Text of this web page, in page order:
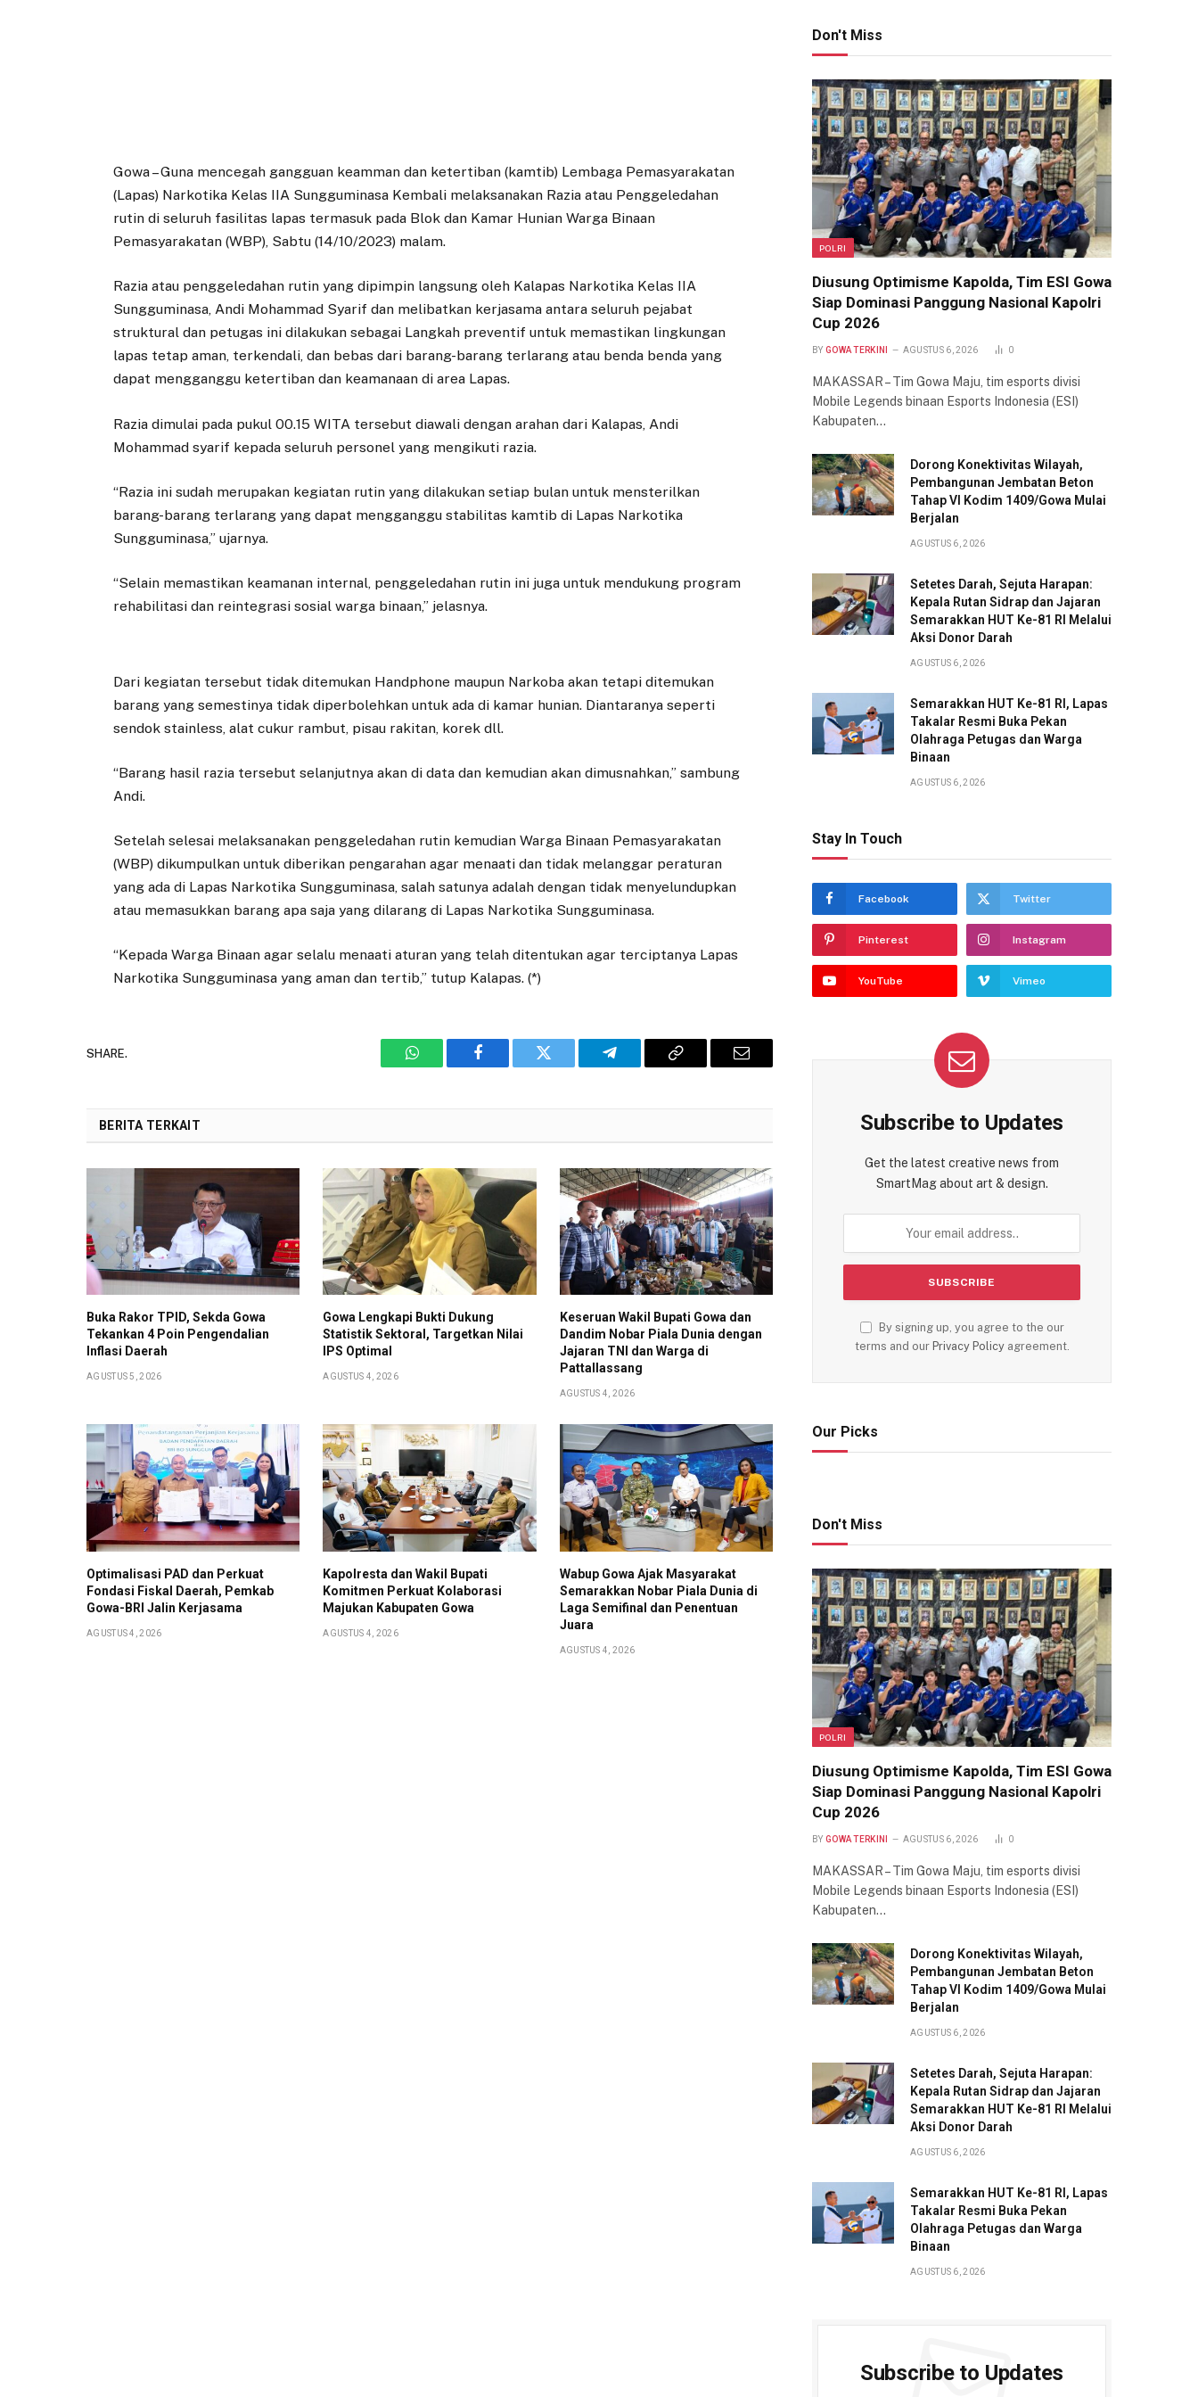
Gowa – Guna mencegah gangguan keamman dan ketertiban (kamtib) Lembaga Pemasyarakatan
(Lapas) Narkotika Kelas IIA Sungguminasa Kembali melaksanakan Razia atau Penggeledahan
rutin di seluruh fasilitas lapas termasuk pada Blok dan Kamar Hunian Warga Binaan
Pemasyarakatan (WBP), Sabtu (14/10/2023) malam.
Razia atau penggeledahan rutin yang dipimpin langsung oleh Kalapas Narkotika Kelas IIA
Sungguminasa, Andi Mohammad Syarif dan melibatkan kerjasama antara seluruh pejabat
struktural dan petugas ini dilakukan sebagai Langkah preventif untuk memastikan lingkungan
lapas tetap aman, terkendali, dan bebas dari barang-barang terlarang atau benda benda yang
dapat mengganggu ketertiban dan keamanaan di area Lapas.
Razia dimulai pada pukul 00.15 WITA tersebut diawali dengan arahan dari Kalapas, Andi
Mohammad syarif kepada seluruh personel yang mengikuti razia.
“Razia ini sudah merupakan kegiatan rutin yang dilakukan setiap bulan untuk mensterilkan
barang-barang terlarang yang dapat mengganggu stabilitas kamtib di Lapas Narkotika
Sungguminasa,” ujarnya.
“Selain memastikan keamanan internal, penggeledahan rutin ini juga untuk mendukung program
rehabilitasi dan reintegrasi sosial warga binaan,” jelasnya.
Dari kegiatan tersebut tidak ditemukan Handphone maupun Narkoba akan tetapi ditemukan
barang yang semestinya tidak diperbolehkan untuk ada di kamar hunian. Diantaranya seperti
sendok stainless, alat cukur rambut, pisau rakitan, korek dll.
“Barang hasil razia tersebut selanjutnya akan di data dan kemudian akan dimusnahkan,” sambung
Andi.
Setelah selesai melaksanakan penggeledahan rutin kemudian Warga Binaan Pemasyarakatan
(WBP) dikumpulkan untuk diberikan pengarahan agar menaati dan tidak melanggar peraturan
yang ada di Lapas Narkotika Sungguminasa, salah satunya adalah dengan tidak menyelundupkan
atau memasukkan barang apa saja yang dilarang di Lapas Narkotika Sungguminasa.
“Kepada Warga Binaan agar selalu menaati aturan yang telah ditentukan agar terciptanya Lapas
Narkotika Sungguminasa yang aman dan tertib,” tutup Kalapas. (*)
SHARE.
WhatsAppFacebook Twitter Telegram Copy
Email
BERITA TERKAIT
Buka Rakor TPID, Sekda Gowa
Tekankan 4 Poin Pengendalian
Inflasi Daerah
AGUSTUS 5, 2026
Gowa Lengkapi Bukti Dukung
Statistik Sektoral, Targetkan Nilai
IPS Optimal
AGUSTUS 4, 2026
Keseruan Wakil Bupati Gowa dan
Dandim Nobar Piala Dunia dengan
Jajaran TNI dan Warga di
Pattallassang
AGUSTUS 4, 2026
Optimalisasi PAD dan Perkuat
Fondasi Fiskal Daerah, Pemkab
Gowa-BRI Jalin Kerjasama
AGUSTUS 4, 2026
Kapolresta dan Wakil Bupati
Komitmen Perkuat Kolaborasi
Majukan Kabupaten Gowa
AGUSTUS 4, 2026
Wabup Gowa Ajak Masyarakat
Semarakkan Nobar Piala Dunia di
Laga Semifinal dan Penentuan
Juara
AGUSTUS 4, 2026
Don't Miss
POLRI
Diusung Optimisme Kapolda, Tim ESI Gowa
Siap Dominasi Panggung Nasional Kapolri
Cup 2026
BY GOWA TERKINI AGUSTUS 6, 2026 0
MAKASSAR – Tim Gowa Maju, tim esports divisi
Mobile Legends binaan Esports Indonesia (ESI)
Kabupaten…
Dorong Konektivitas Wilayah,
Pembangunan Jembatan Beton
Tahap VI Kodim 1409/Gowa Mulai
Berjalan
AGUSTUS 6, 2026
Setetes Darah, Sejuta Harapan:
Kepala Rutan Sidrap dan Jajaran
Semarakkan HUT Ke-81 RI Melalui
Aksi Donor Darah
AGUSTUS 6, 2026
Semarakkan HUT Ke-81 RI, Lapas
Takalar Resmi Buka Pekan
Olahraga Petugas dan Warga
Binaan
AGUSTUS 6, 2026
Stay In Touch
Facebook Twitter
Pinterest Instagram
YouTube Vimeo
Subscribe to Updates
Get the latest creative news from
SmartMag about art & design.
By signing up, you agree to the our
terms and our Privacy Policyagreement.
Our Picks
Don't Miss
POLRI
Diusung Optimisme Kapolda, Tim ESI Gowa
Siap Dominasi Panggung Nasional Kapolri
Cup 2026
BY GOWA TERKINI AGUSTUS 6, 2026 0
MAKASSAR – Tim Gowa Maju, tim esports divisi
Mobile Legends binaan Esports Indonesia (ESI)
Kabupaten…
Dorong Konektivitas Wilayah,
Pembangunan Jembatan Beton
Tahap VI Kodim 1409/Gowa Mulai
Berjalan
AGUSTUS 6, 2026
Setetes Darah, Sejuta Harapan:
Kepala Rutan Sidrap dan Jajaran
Semarakkan HUT Ke-81 RI Melalui
Aksi Donor Darah
AGUSTUS 6, 2026
Semarakkan HUT Ke-81 RI, Lapas
Takalar Resmi Buka Pekan
Olahraga Petugas dan Warga
Binaan
AGUSTUS 6, 2026
Subscribe to Updates